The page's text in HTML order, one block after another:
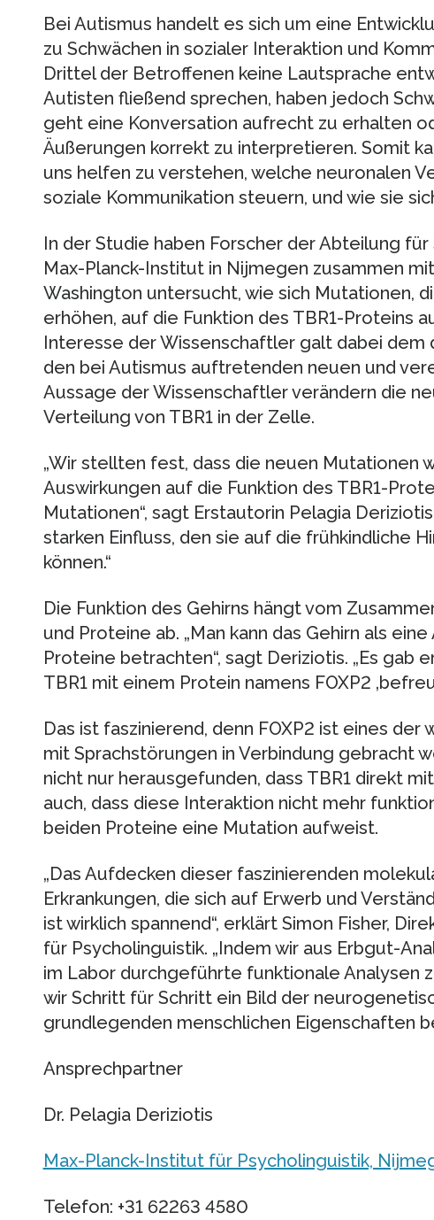
Bei Autismus handelt es sich um eine
zu Schwächen in sozialer Interaktion und
Drittel der Betroffenen keine Lautsprache
Autisten fließend sprechen, haben jedoch
geht eine Konversation aufrecht zu erhalten
Äußerungen korrekt zu interpretieren. Somit
uns helfen zu verstehen, welche neuronalen
soziale Kommunikation steuern, und wie sie
In der Studie haben Forscher der Abteilung
Max-Planck-Institut in Nijmegen zusammen
Washington untersucht, wie sich Mutationen,
erhöhen, auf die Funktion des TBR1-Proteins
Interesse der Wissenschaftler galt dabei dem
den bei Autismus auftretenden neuen und
Aussage der Wissenschaftler verändern die
Verteilung von TBR1 in der Zelle.
„Wir stellten fest, dass die neuen Mutationen
Auswirkungen auf die Funktion des TBR1-
Mutationen“, sagt Erstautorin Pelagia
starken Einfluss, den sie auf die frühkindliche
können.“
Die Funktion des Gehirns hängt vom
und Proteine ab. „Man kann das Gehirn als
Proteine betrachten“, sagt Deriziotis. „Es gab
TBR1 mit einem Protein namens FOXP2
Das ist faszinierend, denn FOXP2 ist eines
mit Sprachstörungen in Verbindung gebracht
nicht nur herausgefunden, dass TBR1 direkt
auch, dass diese Interaktion nicht mehr
beiden Proteine eine Mutation aufweist.
„Das Aufdecken dieser faszinierenden
Erkrankungen, die sich auf Erwerb und
ist wirklich spannend“, erklärt Simon Fisher,
für Psycholinguistik. „Indem wir aus Erbgut-
im Labor durchgeführte funktionale Analysen
wir Schritt für Schritt ein Bild der
grundlegenden menschlichen Eigenschaften
Ansprechpartner
Dr. Pelagia Deriziotis
Max-Planck-Institut für Psycholinguistik,
Telefon: +31 62263 4580